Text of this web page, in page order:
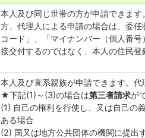
本人及び同じ世帯の方が申請できま
方、代理人による申請の場合は、委任
コード」、「マイナンバー（個人番
接交付するのではなく、本人の住民登
本人及び直系親族が申請できます。代
★下記(1)～(3)の場合は第三者請求が
(1) 自己の権利を行使し、又は自己の
ある場合
(2) 国又は地方公共団体の機関に提出